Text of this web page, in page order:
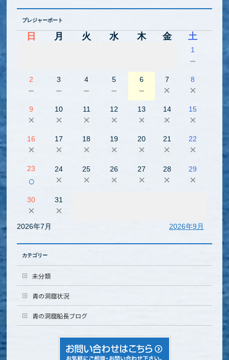
プレジャーボート
日 月 火 水 木 金 土
1
－
2
－
3
－
4
－
5
－
6
－
7
×
8
×
9
×
10
×
11
×
12
×
13
×
14
×
15
×
16
×
17
×
18
×
19
×
20
×
21
×
22
×
23
○
24
×
25
×
26
×
27
×
28
×
29
×
30
×
31
×
2026年7月 2026年9月
カテゴリー
未分類
青の洞窟状況
青の洞窟船長ブログ